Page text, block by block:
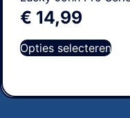
€ 14,99
Opties selecteren